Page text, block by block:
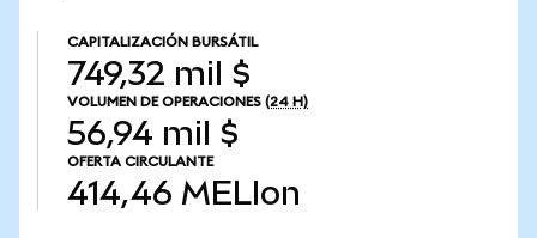
CAPITALIZACIÓN BURSÁTIL
749,32 mil $
VOLUMEN DE OPERACIONES (24 H)
56,94 mil $
OFERTA CIRCULANTE
414,46 MELIon